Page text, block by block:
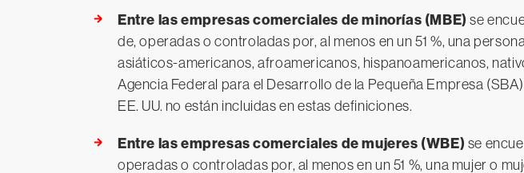
Entre las empresas comerciales de minorías (MBE) se
de, operadas o controladas por, al menos en un 51 %, una
asiáticos-americanos, afroamericanos, hispanoamericanos,
Agencia Federal para el Desarrollo de la Pequeña Empresa
EE. UU. no están incluidas en estas definiciones.
Entre las empresas comerciales de mujeres (WBE) se
operadas o controladas por, al menos en un 51 %, una mujer o